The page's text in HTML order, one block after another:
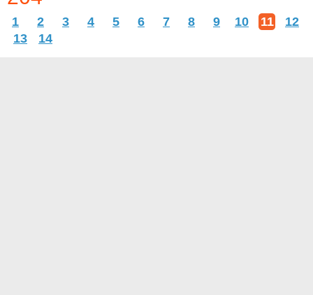
1 2 3 4 5 6 7 8 9 10 11
12
13
14